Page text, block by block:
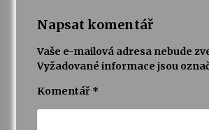
Napsat komentář
Vaše e-mailová adresa nebude
Vyžadované informace jsou
Komentář *